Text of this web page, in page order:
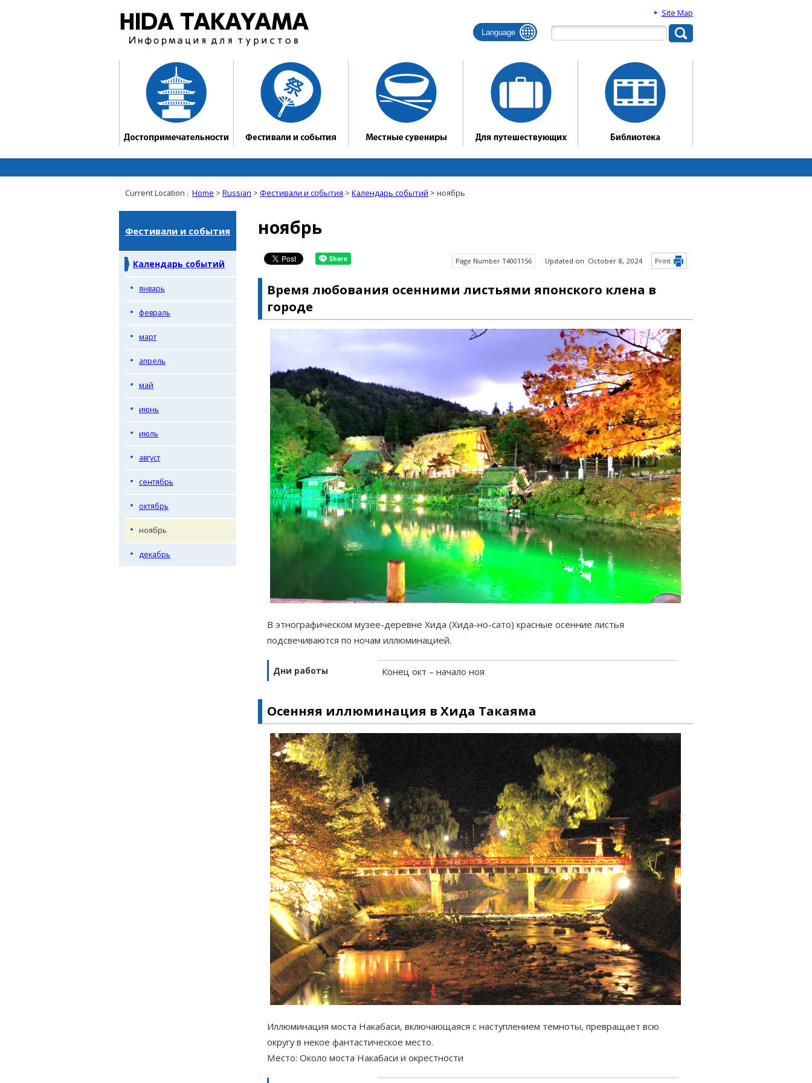
Site Map
Language
Current Location : Home > Russian > Фестивали и события > Календарь событий > ноябрь
ноябрь
Page Number T4001156 Updated on October 8, 2024 Print
Время любования осенними листьями японского клена в
городе
В этнографическом музее-деревне Хида (Хида-но-сато) красные осенние листья
подсвечиваются по ночам иллюминацией.
Дни работы Конец окт – начало ноя
Осенняя иллюминация в Хида Такаяма
Иллюминация моста Накабаси, включающаяся с наступлением темноты, превращает всю
округу в некое фантастическое место.
Место: Около моста Накабаси и окрестности
Фестивали и события
Календарь событий
январь
февраль
март
апрель
май
июнь
июль
август
сентябрь
октябрь
ноябрь
декабрь